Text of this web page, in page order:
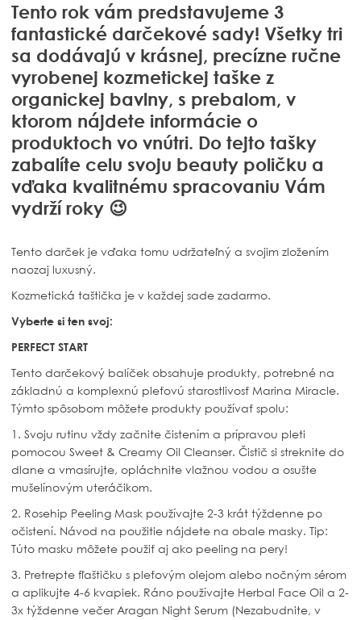
Tento rok vám predstavujeme 3
fantastické darčekové sady! Všetky tri
sa dodávajú v krásnej, precízne ručne
vyrobenej kozmetickej taške z
organickej bavlny, s prebalom, v
ktorom nájdete informácie o
produktoch vo vnútri. Do tejto tašky
zabalíte celu svoju beauty poličku a
vďaka kvalitnému spracovaniu Vám
vydrží roky 😉
Tento darček je vďaka tomu udržateľný a svojim zložením
naozaj luxusný.
Kozmetická taštička je v každej sade zadarmo.
Vyberte si ten svoj:
PERFECT START
Tento darčekový balíček obsahuje produkty, potrebné na
základnú a komplexnú pleťovú starostlivosť Marina Miracle.
Týmto spôsobom môžete produkty používať spolu:
1. Svoju rutinu vždy začnite čistením a prípravou pleti
pomocou Sweet & Creamy Oil Cleanser. Čistič si streknite do
dlane a vmasírujte, opláchnite vlažnou vodou a osušte
mušelínovým uteráčikom.
2. Rosehip Peeling Mask používajte 2-3 krát týždenne po
očistení. Návod na použitie nájdete na obale masky. Tip:
Túto masku môžete použiť aj ako peeling na pery!
3. Pretrepte fľaštičku s pleťovým olejom alebo nočným sérom
a aplikujte 4-6 kvapiek. Ráno používajte Herbal Face Oil a 2-
3x týždenne večer Aragan Night Serum (Nezabudnite, v